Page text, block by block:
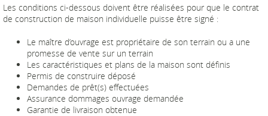
Les conditions ci-dessous doivent être réalisées pour que le contrat
de construction de maison individuelle puisse être signé :
Le maître d’ouvrage est propriétaire de son terrain ou a une
promesse de vente sur un terrain
Les caractéristiques et plans de la maison sont définis
Permis de construire déposé
Demandes de prêt(s) effectuées
Assurance dommages ouvrage demandée
Garantie de livraison obtenue